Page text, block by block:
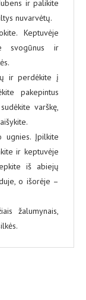
ir palikite
nuvarvėtų.
Keptuvėje
svogūnus ir
ir perdėkite į
pakepintus
varškę,
ugnies. Įpilkite
ir keptuvėje
iš abiejų
o išorėje –
žalumynais,